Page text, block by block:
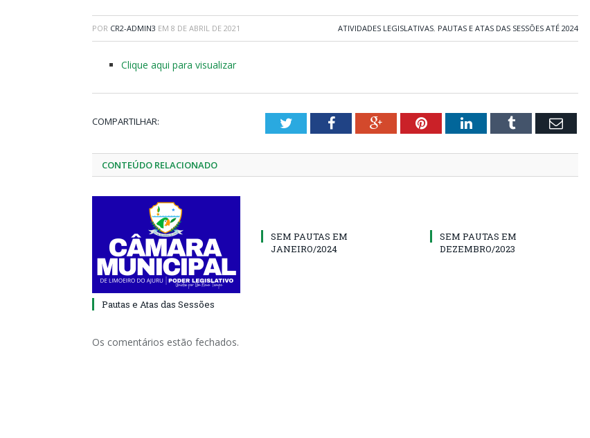
POR CR2-ADMIN3 EM 8 DE ABRIL DE 2021 ATIVIDADES LEGISLATIVAS, PAUTAS E ATAS DAS SESSÕES ATÉ 2024
Clique aqui para visualizar
COMPARTILHAR: TwitterFacebookGoogle+PinterestLinkedInTumblr Email
CONTEÚDO RELACIONADO
Pautas e Atas das Sessões
SEM PAUTAS EM
JANEIRO/2024
SEM PAUTAS EM
DEZEMBRO/2023
Os comentários estão fechados.